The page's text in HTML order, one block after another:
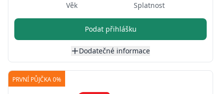
Věk
Splatnost
Podat přihlášku
Dodatečné informace
PRVNÍ PŮJČKA 0%